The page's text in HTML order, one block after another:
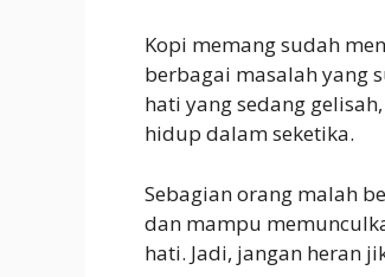
Kopi memang sudah
berbagai masalah yang
hati yang sedang
hidup dalam seketika.
Sebagian orang malah
dan mampu
hati. Jadi, jangan heran